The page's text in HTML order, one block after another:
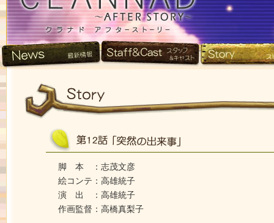
脚 本 ：志茂文彦
絵コンテ：高雄統子
演 出 ：高雄統子
作画監督：高橋真梨子